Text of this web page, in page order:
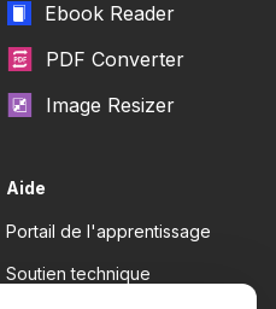
Ebook Reader
PDF Converter
Image Resizer
Aide
Portail de l'apprentissage
Soutien technique